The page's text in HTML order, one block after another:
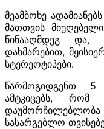
მეამბოხე
მათთვის
წინააღმდეგ და,
დახმარებით,
სტერეოტიპები.
წარმოგიდგენთ 5
ამტკიცებს, რომ
სასარგებლო